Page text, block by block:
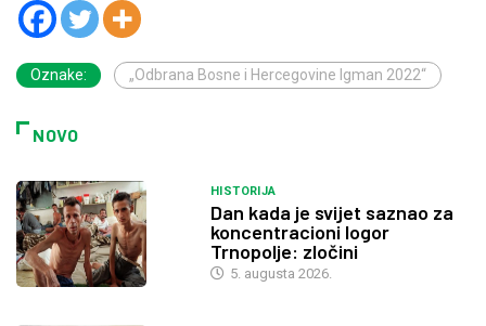
Oznake: „Odbrana Bosne i Hercegovine Igman 2022“
NOVO
HISTORIJA
Dan kada je svijet saznao za
koncentracioni logor
Trnopolje: zločini
5. augusta 2026.